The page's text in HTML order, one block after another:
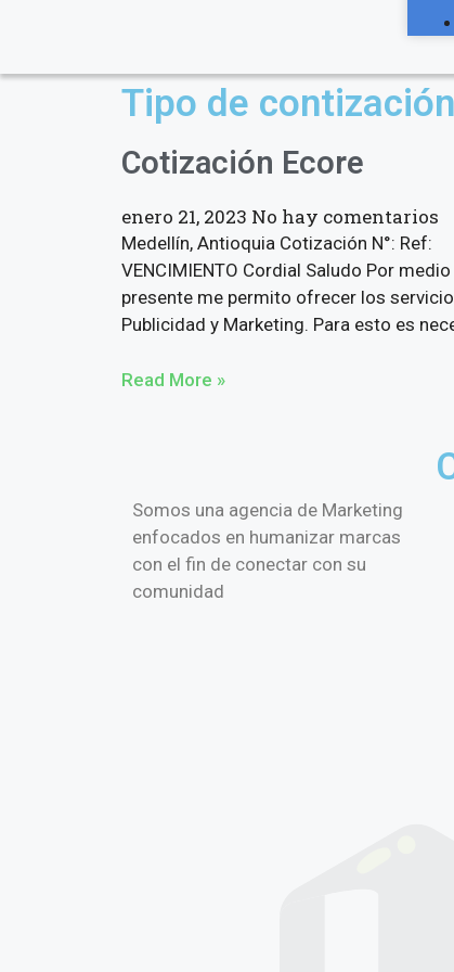
Tipo de
Cotización Ecore
enero 21, 2023 No hay comentarios
Medellín, Antioquia Cotización N°: Ref:
VENCIMIENTO Cordial Saludo Por
presente me permito ofrecer los
Publicidad y Marketing. Para esto es
Read More »
Somos una agencia de Marketing
enfocados en humanizar marcas
con el fin de conectar con su
comunidad